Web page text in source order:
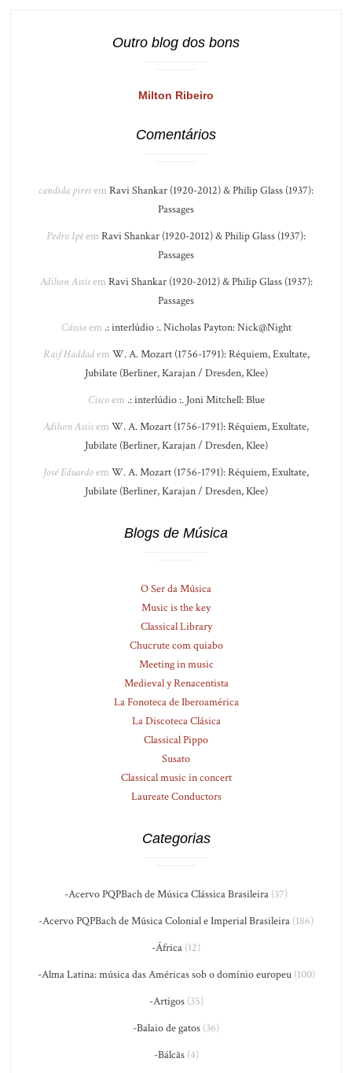
Outro blog dos bons
Milton Ribeiro
Comentários
candida piresem Ravi Shankar (1920-2012) & Philip Glass (1937):
Passages
Pedro Ipêem Ravi Shankar (1920-2012) & Philip Glass (1937):
Passages
Adilson Assisem Ravi Shankar (1920-2012) & Philip Glass (1937):
Passages
Cássioem .: interlúdio :. Nicholas Payton: Nick@Night
Raif Haddadem W. A. Mozart (1756-1791): Réquiem, Exultate,
Jubilate (Berliner, Karajan / Dresden, Klee)
Ciscoem .: interlúdio :. Joni Mitchell: Blue
Adilson Assisem W. A. Mozart (1756-1791): Réquiem, Exultate,
Jubilate (Berliner, Karajan / Dresden, Klee)
José Eduardoem W. A. Mozart (1756-1791): Réquiem, Exultate,
Jubilate (Berliner, Karajan / Dresden, Klee)
Blogs de Música
O Ser da Música
Music is the key
Classical Library
Chucrute com quiabo
Meeting in music
Medieval y Renacentista
La Fonoteca de Iberoamérica
La Discoteca Clásica
Classical Pippo
Susato
Classical music in concert
Laureate Conductors
Categorias
-Acervo PQPBach de Música Clássica Brasileira (37)
-Acervo PQPBach de Música Colonial e Imperial Brasileira (186)
-África (12)
-Alma Latina: música das Américas sob o domínio europeu(100)
-Artigos(35)
-Balaio de gatos (36)
-Bálcãs(4)